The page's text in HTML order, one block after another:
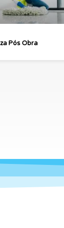
Pós Obra